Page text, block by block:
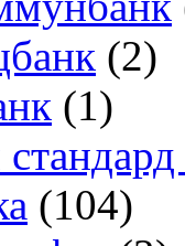
(2)
(1)
(104)